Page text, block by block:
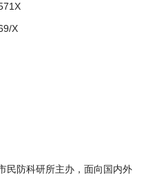
X
民防科研所主办，面向国内外